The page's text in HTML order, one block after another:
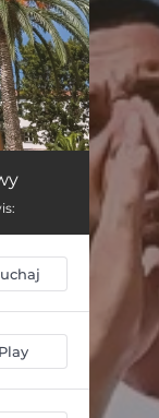
Play